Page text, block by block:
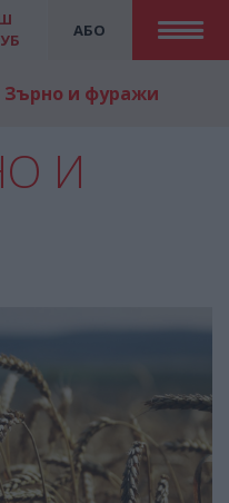
АБО
Зърно и фуражи
И